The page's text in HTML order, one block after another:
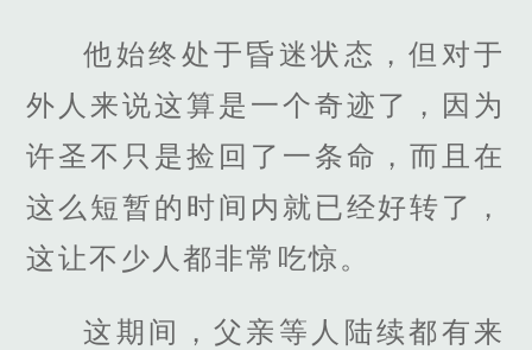
他始终处于昏迷状态，但对于
外人来说这算是一个奇迹了，因为
许圣不只是捡回了一条命，而且在
这么短暂的时间内就已经好转了，
这让不少人都非常吃惊。
这期间，父亲等人陆续都有来